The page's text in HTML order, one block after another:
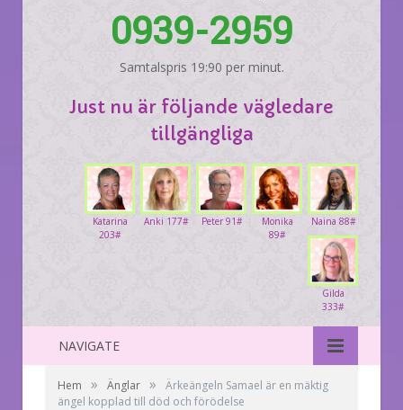
0939-2959
Samtalspris 19:90 per minut.
Just nu är följande vägledare
tillgängliga
Naina 88#
Monika
89#
Peter 91#
Anki 177#
Katarina
203#
Gilda
333#
NAVIGATE
Hem » Änglar »
Ärkeängeln Samael är en mäktig
ängel kopplad till död och förödelse